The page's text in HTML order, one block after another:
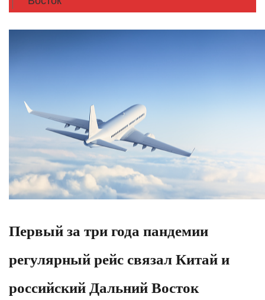
Первый за три года пандемии
регулярный рейс связал Китай и
российский Дальний Восток